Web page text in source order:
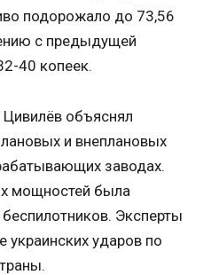
подорожало до 73,56
с предыдущей
40 копеек.
Цивилёв объяснял
и внеплановых
заводах.
мощностей была
Эксперты
украинских ударов по